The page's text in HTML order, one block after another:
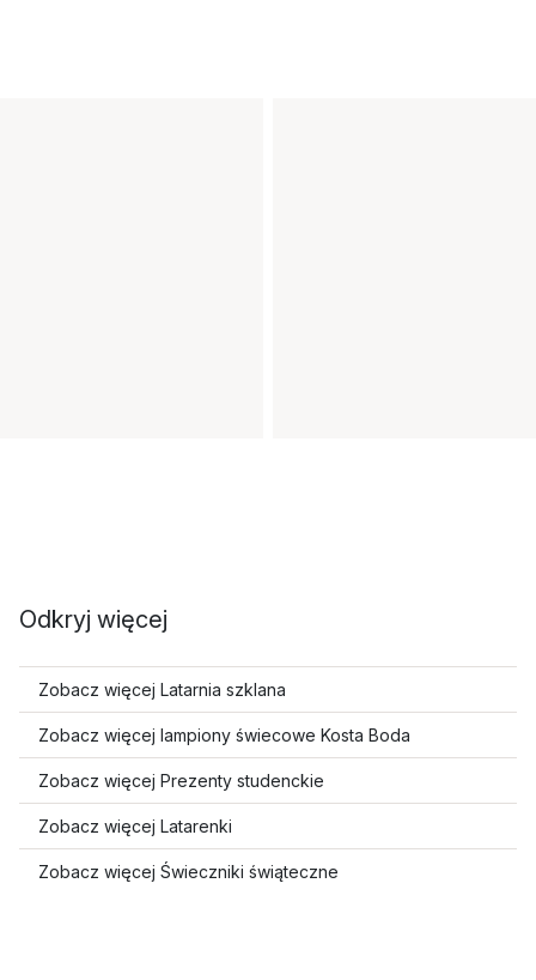
Odkryj więcej
Zobacz więcej Latarnia szklana
Zobacz więcej lampiony świecowe Kosta Boda
Zobacz więcej Prezenty studenckie
Zobacz więcej Latarenki
Zobacz więcej Świeczniki świąteczne